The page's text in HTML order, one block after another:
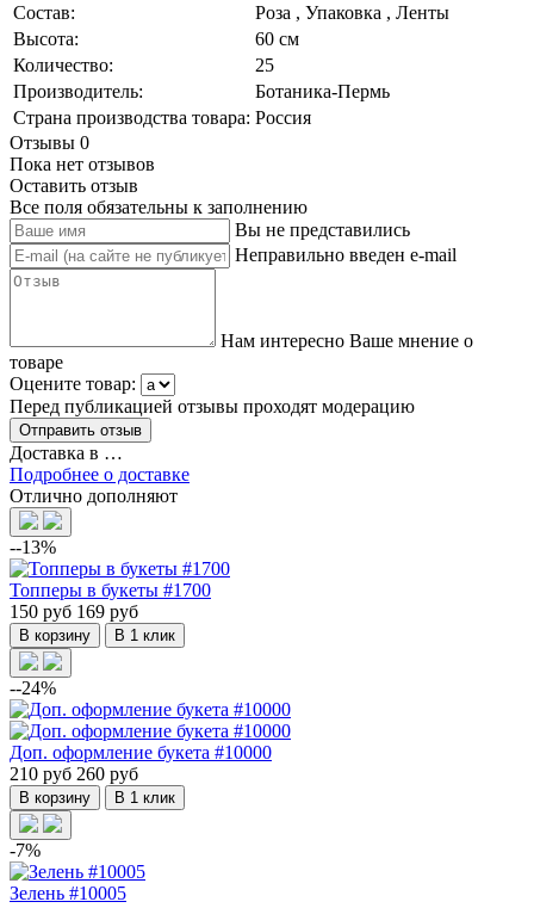
Состав:
Роза , Упаковка , Ленты
Высота:
60 см
Количество:
25
Производитель:
Ботаника-Пермь
Страна производства товара: Россия
Отзывы 0
Пока нет отзывов
Оставить отзыв
Все поля обязательны к заполнению
Вы не представились
Неправильно введен e-mail
Нам интересно Ваше мнение о
товаре
Оцените товар:
Перед публикацией отзывы проходят модерацию
Доставка в …
Подробнее о доставке
Отлично дополняют
--13%
Топперы в букеты #1700
150 руб 169 руб
В корзину В 1 клик
--24%
Доп. оформление букета #10000
210 руб 260 руб
В корзину В 1 клик
-7%
Зелень #10005